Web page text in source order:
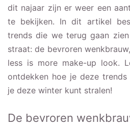
dit najaar zijn er weer een
te bekijken. In dit artikel
trends die we terug gaan
straat: de bevroren
less is more make-up look.
ontdekken hoe je deze
je deze winter kunt stralen!
De bevroren